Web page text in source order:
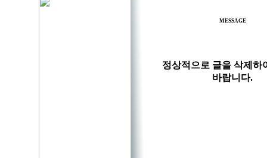
MESSAGE
정상적으로 글을 삭제하
바랍니다.